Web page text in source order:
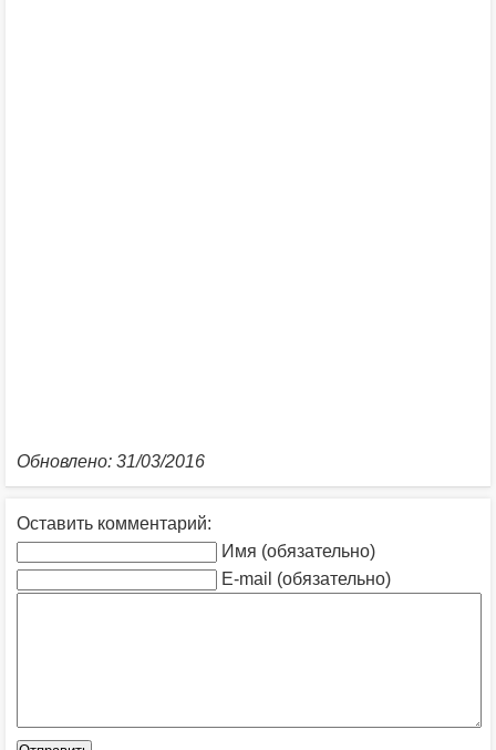
Обновлено: 31/03/2016
Оставить комментарий:
Имя (обязательно)
E-mail (обязательно)